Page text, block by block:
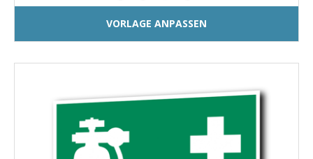
VORLAGE ANPASSEN